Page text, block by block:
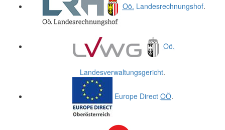
Oö. Landesrechnungshof.
Oö.
Landesverwaltungsgericht.
Europe Direct OÖ.